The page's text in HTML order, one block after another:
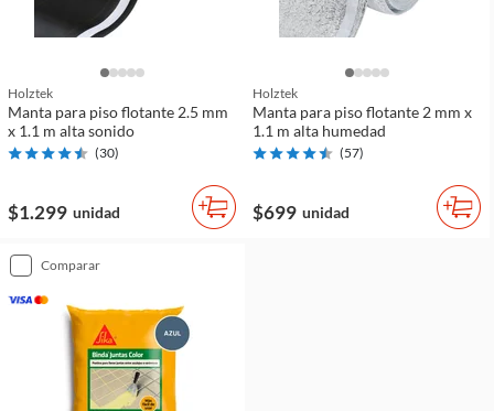
Holztek
Manta para piso flotante 2.5 mm
x 1.1 m alta sonido
(30)
$1.299 unidad
Holztek
Manta para piso flotante 2 mm x
1.1 m alta humedad
(57)
$699 unidad
comparar